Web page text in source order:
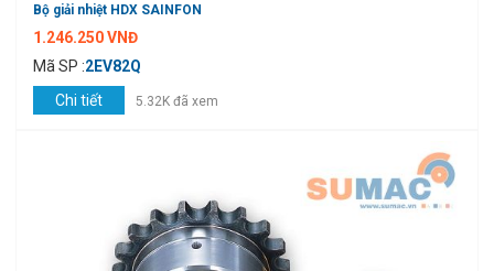
Bộ giải nhiệt HDX SAINFON
1.246.250 VNĐ
Mã SP :2EV82Q
Chi tiết
5.32K đã xem